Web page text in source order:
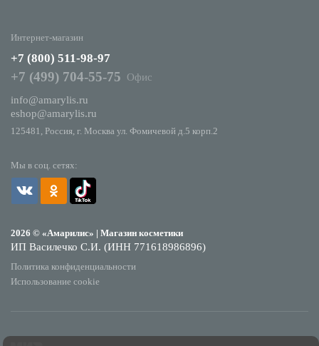
Мы в соц. сетях:
2026 © «Амарилис» | Магазин косметики
ИП Василечко С.И. (ИНН 771618986896)
Политика конфиденциальности
Использование cookie
Интернет-магазин
+7 (800) 511-98-97
+7 (499) 704-55-75
Офис
info@amarylis.ru
eshop@amarylis.ru
125481, Россия, г. Москва ул. Фомичевой д.5 корп.2